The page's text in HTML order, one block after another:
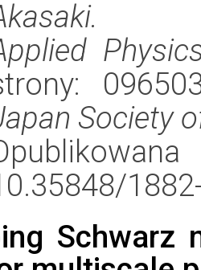
Society
Schwarz